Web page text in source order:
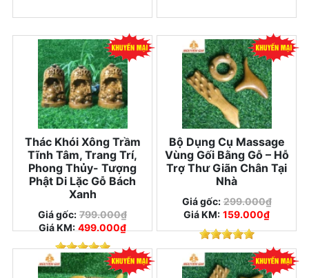
Thác Khói Xông Trầm
Tĩnh Tâm, Trang Trí,
Phong Thủy- Tượng
Phật Di Lặc Gỗ Bách
Xanh
Giá gốc: 799.000₫
Giá KM: 499.000₫
Bộ Dụng Cụ Massage
Vùng Gối Bằng Gỗ – Hỗ
Trợ Thư Giãn Chân Tại
Nhà
Giá gốc: 299.000₫
Giá KM: 159.000₫